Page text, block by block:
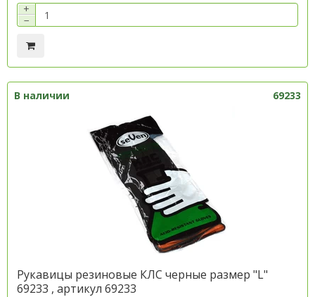
+
−
В наличии 69233
Рукавицы резиновые КЛС черные размер "L"
69233 , артикул 69233